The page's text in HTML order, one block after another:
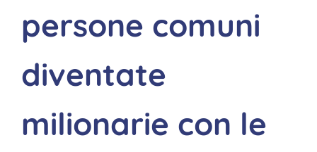
persone comuni
diventate
milionarie con le